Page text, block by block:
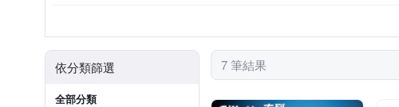
依分類篩選
全部分類
7 筆結果